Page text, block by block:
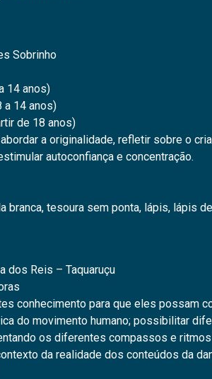
Sobrinho
14 anos)
a 14 anos)
de 18 anos)
a originalidade, refletir sobre o
autoconfiança e concentração.
tesoura sem ponta, lápis, lápis
dos Reis – Taquaruçu
conhecimento para que eles possam
do movimento humano; possibilitar
os diferentes compassos e
da realidade dos conteúdos da